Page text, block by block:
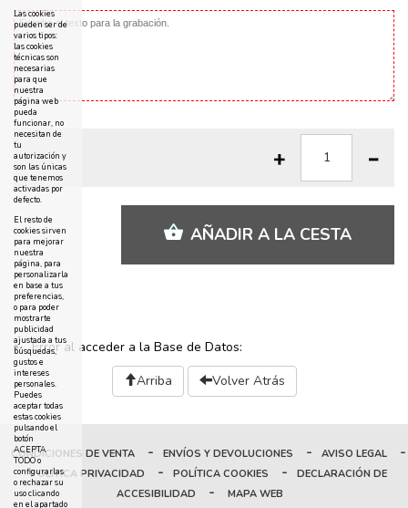
AÑADIR A LA CESTA
Error al acceder a la Base de Datos:
Arriba
Volver Atrás
CONDICIONES DE VENTA - ENVÍOS Y DEVOLUCIONES - AVISO LEGAL -
POLÍTICA PRIVACIDAD - POLÍTICA COOKIES -
DECLARACIÓN DE
ACCESIBILIDAD
- MAPA WEB
Las cookies
pueden ser de
varios tipos:
las cookies
técnicas son
necesarias
para que
nuestra
página web
pueda
funcionar, no
necesitan de
tu
autorización y
son las únicas
que tenemos
activadas por
defecto.
El resto de
cookies sirven
para mejorar
nuestra
página, para
personalizarla
en base a tus
preferencias,
o para poder
mostrarte
publicidad
ajustada a tus
búsquedas,
gustos e
intereses
personales.
Puedes
aceptar todas
estas cookies
pulsando el
botón
ACEPTA
TODO o
configurarlas
o rechazar su
uso clicando
en el apartado